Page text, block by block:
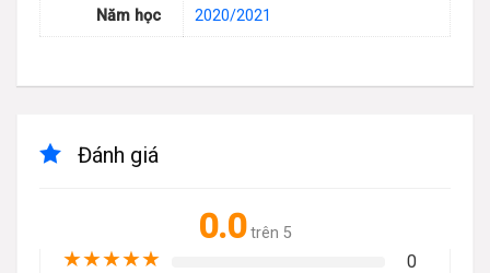
Năm học 2020/2021
Đánh giá
0.0 trên 5
★★★★★ 0